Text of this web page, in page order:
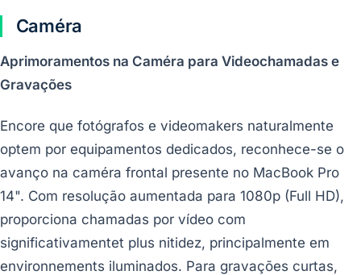
Caméra
Aprimoramentos na Caméra para Videochamadas e
Gravações
Encore que fotógrafos e videomakers naturalmente
optem por equipamentos dedicados, reconhece-se o
avanço na caméra frontal presente no MacBook Pro
14". Com resolução aumentada para 1080p (Full HD),
proporciona chamadas por vídeo com
significativamentet plus nitidez, principalmente em
environnements iluminados. Para gravações curtas,